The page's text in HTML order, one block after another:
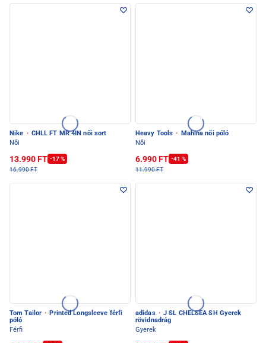
Nike · CHLL FT MR 4IN női sort
Női
13.990 FT -17 %
16.990 FT
Heavy Tools ·
Mahina női póló
Női
6.990 FT -41 %
11.990 FT
Tom Tailor · Printed Longsleeve férfi
póló
Férfi
adidas · J SL CHELSEA SH Gyerek
rövidnadrág
Gyerek